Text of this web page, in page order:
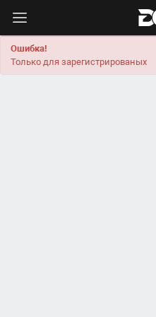
Ошибка!
Только для зарегистрированых